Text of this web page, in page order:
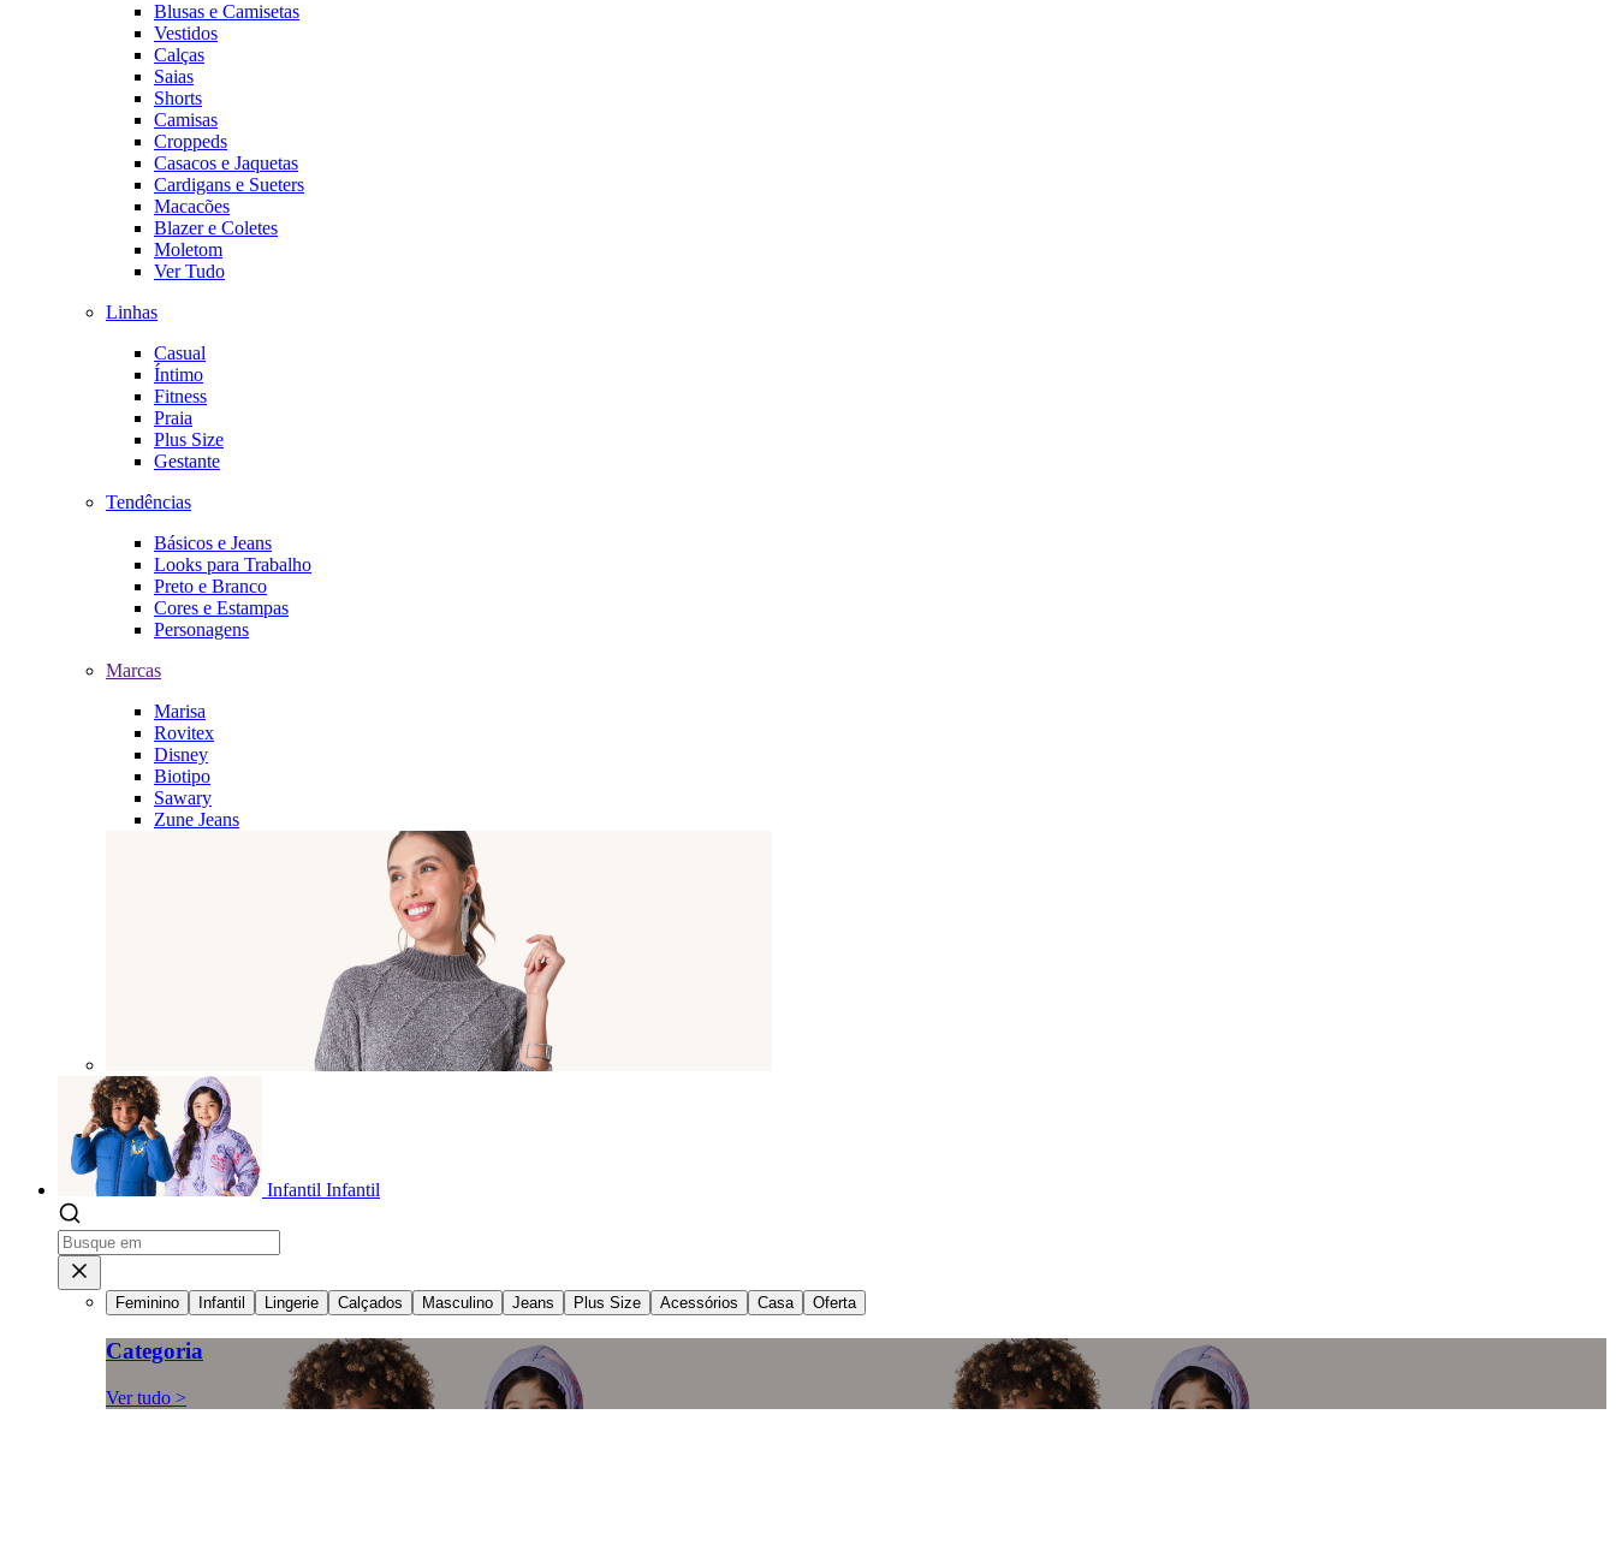
Blusas e Camisetas
Vestidos
Calças
Saias
Shorts
Camisas
Croppeds
Casacos e Jaquetas
Cardigans e Sueters
Macacões
Blazer e Coletes
Moletom
Ver Tudo
Linhas
Casual
Íntimo
Fitness
Praia
Plus Size
Gestante
Tendências
Básicos e Jeans
Looks para Trabalho
Preto e Branco
Cores e Estampas
Personagens
Marcas
Marisa
Rovitex
Disney
Biotipo
Sawary
Zune Jeans
Infantil Infantil
Feminino Infantil Lingerie Calçados Masculino Jeans Plus Size Acessórios Casa Oferta
Categoria
Ver tudo >